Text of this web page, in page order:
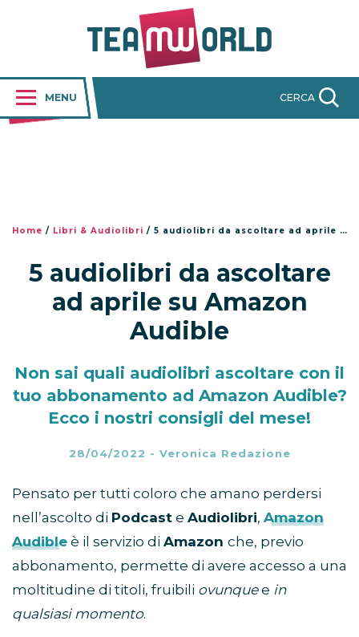
MENU CERCA
Home / Libri & Audiolibri / 5 audiolibri da ascoltare ad aprile su Amazon Audible
5 audiolibri da ascoltare
ad aprile su Amazon
Audible
Non sai quali audiolibri ascoltare con il
tuo abbonamento ad Amazon Audible?
Ecco i nostri consigli del mese!
28/04/2022 - Veronica Redazione
Pensato per tutti coloro che amano perdersi
nell’ascolto di Podcast e Audiolibri, Amazon
Audible è il servizio di Amazon che, previo
abbonamento, permette di avere accesso a una
moltitudine di titoli, fruibili ovunquee in
qualsiasi momento.